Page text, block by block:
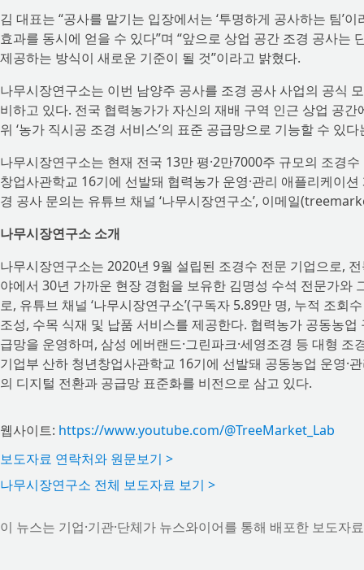
김 대표는 “공사를 맡기는 입장에서는 ‘투명하게 공사하는 팀’
효과를 동시에 얻을 수 있다”며 “앞으로 상업 공간 조경 공사
제공하는 방식이 새로운 기준이 될 것”이라고 밝혔다.
나무시장연구소는 이번 남양주 공사를 조경 공사 사업의 공식
비하고 있다. 전국 협력농가가 자신의 재배 구역 인근 상업 공
위 ‘농가 직시공 조경 서비스’의 표준 공급망으로 기능할 수 있
나무시장연구소는 현재 전국 13만 평·2만7000주 규모의 조경
창업사관학교 16기에 선발돼 협력농가 운영·관리 애플리케이
경 공사 문의는 유튜브 채널 ‘나무시장연구소’, 이메일
나무시장연구소 소개
나무시장연구소는 2020년 9월 설립된 조경수 전문 기업으로,
야에서 30년 가까운 현장 경험을 보유한 김명성 수석 전문가와
로, 유튜브 채널 ‘나무시장연구소’(구독자 5.89만 명, 누적 조
조성, 수목 식재 및 납품 서비스를 제공한다. 협력농가 공동농
급망을 운영하며, 삼성 에버랜드·그린파크·세영조경 등 대형
기업부 산하 청년창업사관학교 16기에 선발돼 공동농업 운영·
의 디지털 전환과 공급망 표준화를 비전으로 삼고 있다.
웹사이트: https://www.youtube.com/@TreeMarket_Lab
보도자료 연락처와 원문보기 >
나무시장연구소 전체 보도자료 보기 >
이 뉴스는 기업·기관·단체가 뉴스와이어를 통해 배포한 보도자